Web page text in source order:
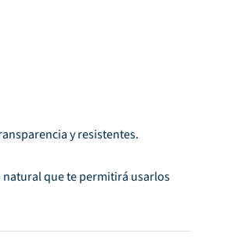
y resistentes.
natural que te permitirá usarlos